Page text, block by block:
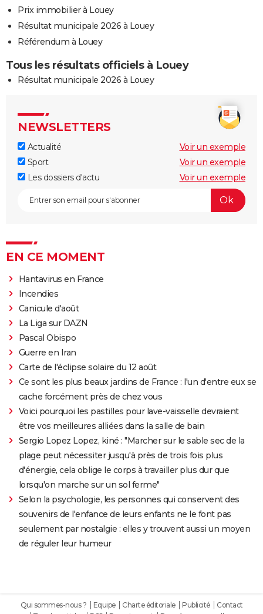
Prix immobilier à Louey
Résultat municipale 2026 à Louey
Référendum à Louey
Tous les résultats officiels à Louey
Résultat municipale 2026 à Louey
NEWSLETTERS
Actualité
Voir un exemple
Sport
Voir un exemple
Les dossiers d'actu
Voir un exemple
EN CE MOMENT
Hantavirus en France
Incendies
Canicule d'août
La Liga sur DAZN
Pascal Obispo
Guerre en Iran
Carte de l'éclipse solaire du 12 août
Ce sont les plus beaux jardins de France : l'un d'entre eux se
cache forcément près de chez vous
Voici pourquoi les pastilles pour lave-vaisselle devraient
être vos meilleures alliées dans la salle de bain
Sergio Lopez Lopez, kiné : "Marcher sur le sable sec de la
plage peut nécessiter jusqu'à près de trois fois plus
d'énergie, cela oblige le corps à travailler plus dur que
lorsqu'on marche sur un sol ferme"
Selon la psychologie, les personnes qui conservent des
souvenirs de l'enfance de leurs enfants ne le font pas
seulement par nostalgie : elles y trouvent aussi un moyen
de réguler leur humeur
Qui sommes-nous ? Equipe Charte éditoriale Publicité
Contact